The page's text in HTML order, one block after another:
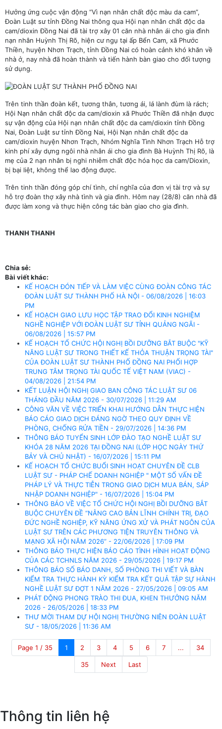
Hưởng ứng cuộc vận động “Vì nạn nhân chất độc màu da cam”,
Đoàn Luật sư tỉnh Đồng Nai thông qua Hội nạn nhân chất độc da
cam/dioxin Đồng Nai đã tài trợ xây 01 căn nhà nhân ái cho gia đình
nạn nhân Huỳnh Thị Rõ, hiện cư ngụ tại ấp Bển Cam, xã Phước
Thiền, huyện Nhơn Trạch, tỉnh Đồng Nai có hoàn cảnh khó khăn về
nhà ở, nay nhà đã hoàn thành và tiến hành bàn giao cho đối tượng
sử dụng.
Trên tinh thần đoàn kết, tương thân, tương ái, lá lành đùm là rách;
Hội Nạn nhân chất độc da cam/dioxin xã Phước Thiền đã nhận được
sự vận động của Hội nạn nhân chất độc da cam/dioxin tỉnh Đồng
Nai, Đoàn Luật sư tỉnh Đồng Nai, Hội Nạn nhân chất độc da
cam/dioxin huyện Nhơn Trạch, Nhóm Nghĩa Tình Nhơn Trạch Hỗ trợ
kinh phí xây dựng ngôi nhà nhân ái cho gia đình Bà Huỳnh Thị Rõ, là
mẹ của 2 nạn nhân bị nghi nhiễm chất độc hóa học da cam/Dioxin,
bị bại liệt, không thể lao động được.
Trên tinh thần đóng góp chí tình, chí nghĩa của đơn vị tài trợ và sự
hỗ trợ đoàn thợ xây nhà tình và gia đình. Hôm nay (28/8) căn nhà đã
được làm xong và thực hiện công tác bàn giao cho gia đình.
THANH THANH
Chia sẻ:
Bài viết khác:
KẾ HOẠCH ĐÓN TIẾP VÀ LÀM VIỆC CÙNG ĐOÀN CÔNG TÁC
ĐOÀN LUẬT SƯ THÀNH PHỐ HÀ NỘI - 06/08/2026 | 16:03
PM
KẾ HOẠCH GIAO LƯU HỌC TẬP TRAO ĐỔI KINH NGHIỆM
NGHỀ NGHIỆP VỚI ĐOÀN LUẬT SƯ TỈNH QUẢNG NGÃI -
06/08/2026 | 15:57 PM
KẾ HOẠCH TỔ CHỨC HỘI NGHỊ BỒI DƯỠNG BẮT BUỘC "KỸ
NĂNG LUẬT SƯ TRONG THIẾT KẾ THỎA THUẬN TRỌNG TÀI"
CỦA ĐOÀN LUẬT SƯ THÀNH PHỐ ĐỒNG NAI PHỐI HỢP
TRUNG TÂM TRỌNG TÀI QUỐC TẾ VIỆT NAM (VIAC) -
04/08/2026 | 21:54 PM
KẾT LUẬN HỘI NGHỊ GIAO BAN CÔNG TÁC LUẬT SƯ 06
THÁNG ĐẦU NĂM 2026 - 30/07/2026 | 11:29 AM
CÔNG VĂN VỀ VIỆC TRIỂN KHAI HƯỚNG DẪN THỰC HIỆN
BÁO CÁO GIAO DỊCH ĐÁNG NGỜ THEO QUY ĐỊNH VỀ
PHÒNG, CHỐNG RỬA TIỀN - 29/07/2026 | 14:36 PM
THÔNG BÁO TUYỂN SINH LỚP ĐÀO TẠO NGHỀ LUẬT SƯ
KHÓA 28 NĂM 2026 TẠI ĐỒNG NAI (LỚP HỌC NGÀY THỨ
BẢY VÀ CHỦ NHẬT) - 16/07/2026 | 15:11 PM
KẾ HOẠCH TỔ CHỨC BUỔI SINH HOẠT CHUYÊN ĐỀ CLB
LUẬT SƯ - PHÁP CHẾ DOANH NGHIỆP " MỘT SỐ VẤN ĐỀ
PHÁP LÝ VÀ THỰC TIỄN TRONG GIAO DỊCH MUA BÁN, SÁP
NHẬP DOANH NGHIỆP" - 16/07/2026 | 15:04 PM
THÔNG BÁO VỀ VIỆC TỔ CHỨC HỘI NGHỊ BỒI DƯỠNG BẮT
BUỘC CHUYÊN ĐỀ “NÂNG CAO BẢN LĨNH CHÍNH TRỊ, ĐẠO
ĐỨC NGHỀ NGHIỆP, KỸ NĂNG ỨNG XỬ VÀ PHÁT NGÔN CỦA
LUẬT SƯ TRÊN CÁC PHƯƠNG TIỆN TRUYÊN THÔNG VÀ
MẠNG XÃ HỘI NĂM 2026” - 22/06/2026 | 17:09 PM
THÔNG BÁO THỰC HIỆN BÁO CÁO TÌNH HÌNH HOẠT ĐỘNG
CỦA CÁC TCHNLS NĂM 2026 - 29/05/2026 | 19:17 PM
THÔNG BÁO SỐ BÁO DANH, SỐ PHÒNG THI VIẾT VÀ BÀN
KIỂM TRA THỰC HÀNH KỲ KIỂM TRA KẾT QUẢ TẬP SỰ HÀNH
NGHỀ LUẬT SƯ ĐỢT 1 NĂM 2026 - 27/05/2026 | 09:05 AM
PHÁT ĐỘNG PHONG TRÀO THI ĐUA, KHEN THƯỞNG NĂM
2026 - 26/05/2026 | 18:33 PM
THƯ MỜI THAM DỰ HỘI NGHỊ THƯỜNG NIÊN ĐOÀN LUẬT
SƯ - 18/05/2026 | 11:36 AM
Page 1 / 35 1 2 3 4 5 6 7 ... 34
35 Next Last
Thông tin liên hệ